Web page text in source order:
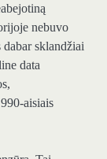
nebuvo
sklandžiai
data
aisiais